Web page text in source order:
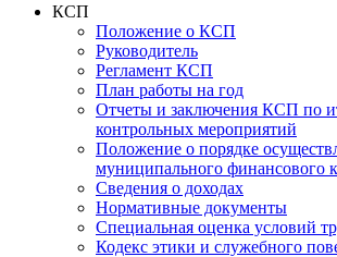
КСП
Положение о КСП
Руководитель
Регламент КСП
План работы на год
Отчеты и заключения КСП по
контрольных мероприятий
Положение о порядке
муниципального финансового
Сведения о доходах
Нормативные документы
Специальная оценка условий
Кодекс этики и служебного